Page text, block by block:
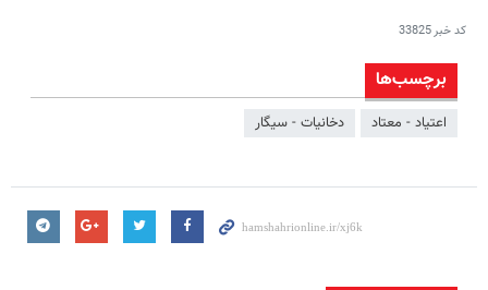
کد خبر33825
برچسب‌ها
اعتیاد - معتاد دخانیات - سیگار